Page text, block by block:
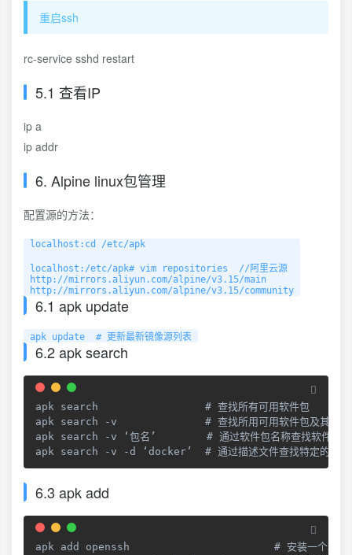
重启ssh
rc-service sshd restart
5.1 查看IP
ip a
ip addr
6. Alpine linux包管理
配置源的方法：
localhost:cd /etc/apk
localhost:/etc/apk# vim repositories  //阿里云源
http://mirrors.aliyun.com/alpine/v3.15/main
http://mirrors.aliyun.com/alpine/v3.15/community
6.1 apk update
apk update  # 更新最新镜像源列表
6.2 apk search
apk search                 # 查找所有可用软件包
apk search -v              # 查找所用可用软件包及其描述
apk search -v ‘包名’        # 通过软件包名称查找软件包
apk search -v -d ‘docker’  # 通过描述文件查找特定的软件
6.3 apk add
apk add openssh                       # 安装一个软件